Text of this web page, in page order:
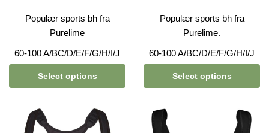
Populær sports bh fra
Purelime
60-100 A/BC/D/E/F/G/H/I/J
Select options
Populær sports bh fra
Purelime.
60-100 A/BC/D/E/F/G/H/I/J
Select options